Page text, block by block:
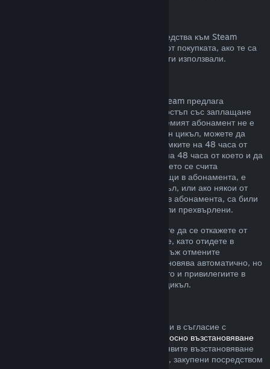
Може да изискате възстановяване на средства към Steam
портфейл в четиринадесет дневен срок от покупката, ако те са
били закупени в Steam и все още не сте ги използвали.
За някои видове съдържание и услуги Steam предлага
периодичен (напр. месечен, годишен) достъп със заплащане
чрез повтарящо таксуване. Ако подновяемият абонамент не е
използван по време на текущия платежен цикъл, можете да
поискате възстановяване на цената в рамките на 48 часа от
първоначалната покупка или в рамките на 48 часа от което и да
е автоматично подновяване. Съдържанието се счита
използвано, ако някоя от игрите, попадащи в абонамента, е
била играна през текущия платежен цикъл, или ако някои от
привилегиите или отстъпките, включени в абонамента, са били
използвани, изразходвани, променени или прехвърлени.
Моля, обърнете внимание, че Вие можете да се откажете от
даден активен абонамент по всяко време, като отидете в
. Щом веднъж отмените
абонамента си, той вече няма да се подновява автоматично, но
Вие ще запазите достъп до съдържанието и привилегиите в
него до края на Вашия текущ платежен цикъл.
В рамките на приемлив времеви период и в съгласие с
политиката относно възстановяване
, Вие можете да заявите възстановяване
на сумата за Steam хардуер и аксесоари, закупени посредством